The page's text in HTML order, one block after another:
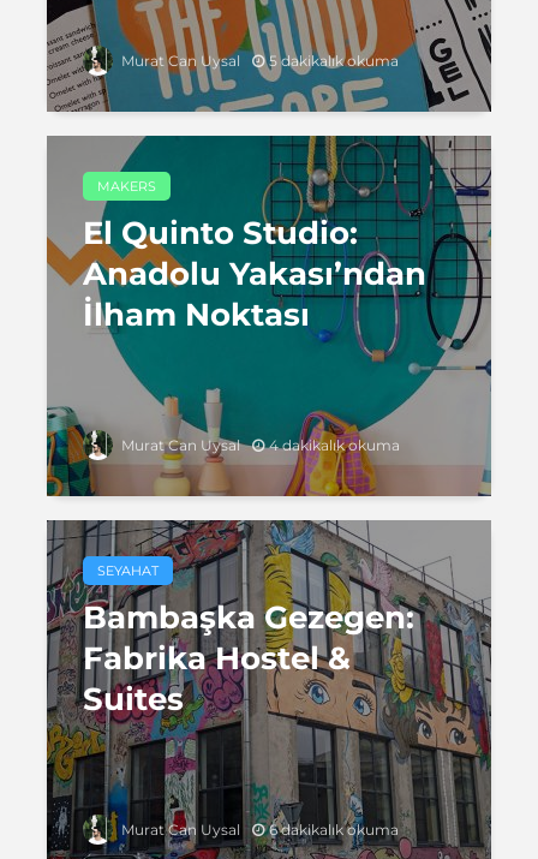
Murat Can Uysal 5 dakikalık okuma
MAKERS
El Quinto Studio:
Anadolu Yakası’ndan
İlham Noktası
Murat Can Uysal 4 dakikalık okuma
SEYAHAT
Bambaşka Gezegen:
Fabrika Hostel &
Suites
Murat Can Uysal 6 dakikalık okuma